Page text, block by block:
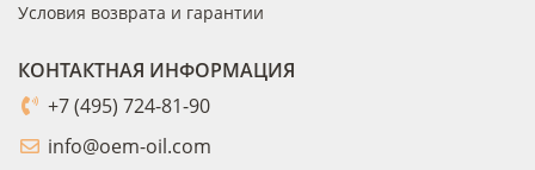
Условия возврата и гарантии
КОНТАКТНАЯ ИНФОРМАЦИЯ
+7 (495) 724-81-90
info@oem-oil.com